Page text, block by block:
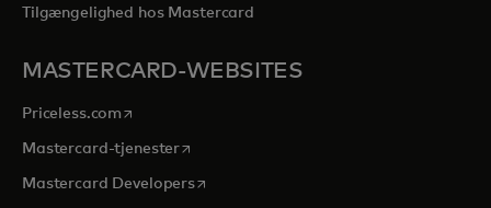
Tilgængelighed hos Mastercard
MASTERCARD-WEBSITES
Priceless.com opens in a new tab
Mastercard-tjenesteropens in a new tab
Mastercard Developersopens in a new tab